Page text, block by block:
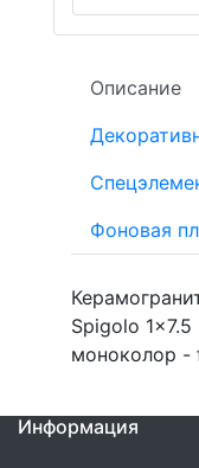
Описание
Фоновая
Spigolo
моноколор -
Информация